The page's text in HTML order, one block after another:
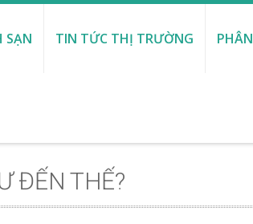
SẠN TIN TỨC THỊ TRƯỜNG
ĐẾN THẾ?